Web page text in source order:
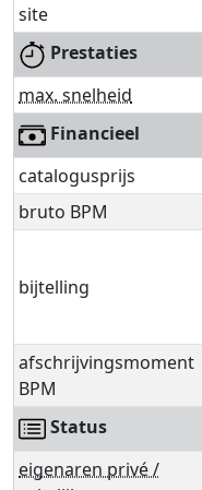
site
Prestaties
max. snelheid
Financieel
catalogusprijs
bruto BPM
bijtelling
afschrijvingsmoment
BPM
Status
eigenaren privé /